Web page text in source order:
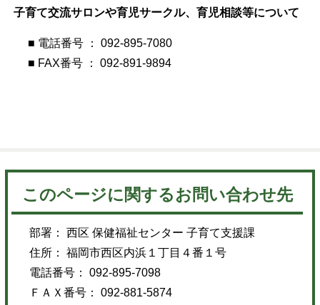
子育て交流サロンや育児サークル、育児相談等について
■ 電話番号 ： 092-895-7080
■ FAX番号 ： 092-891-9894
このページに関するお問い合わせ先
部署： 西区 保健福祉センター 子育て支援課
住所： 福岡市西区内浜１丁目４番１号
電話番号： 092-895-7098
ＦＡＸ番号： 092-881-5874